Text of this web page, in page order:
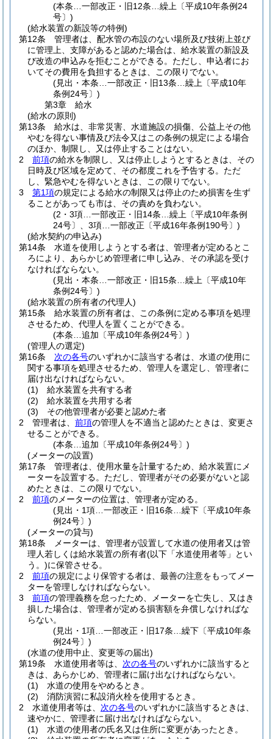
(本条…一部改正・旧12条…繰上〔平成10年条例24
号〕)
(給水装置の新設等の特例)
第12条
管理者は、配水管の布設のない場所及び技術上並び
に管理上、支障があると認めた場合は、給水装置の新設及
び改造の申込みを拒むことができる。 ただし、申込者にお
いてその費用を負担するときは、この限りでない。
(見出・本条…一部改正・旧13条…繰上〔平成10年
条例24号〕)
第3章
給水
(給水の原則)
第13条
給水は、非常災害、水道施設の損傷、公益上その他
やむを得ない事情及び法令又はこの条例の規定による場合
のほか、制限し、又は停止することはない。
2
前項の給水を制限し、又は停止しようとするときは、その
日時及び区域を定めて、その都度これを予告する。 ただ
し、緊急やむを得ないときは、この限りでない。
3
第1項の規定による給水の制限又は停止のため損害を生ず
ることがあっても市は、その責めを負わない。
(2・3項…一部改正・旧14条…繰上〔平成10年条例
24号〕、3項…一部改正〔平成16年条例190号〕)
(給水契約の申込み)
第14条
水道を使用しようとする者は、管理者が定めるとこ
ろにより、あらかじめ管理者に申し込み、その承認を受け
なければならない。
(見出・本条…一部改正・旧15条…繰上〔平成10年
条例24号〕)
(給水装置の所有者の代理人)
第15条
給水装置の所有者は、この条例に定める事項を処理
させるため、代理人を置くことができる。
(本条…追加〔平成10年条例24号〕)
(管理人の選定)
第16条
次の各号のいずれかに該当する者は、水道の使用に
関する事項を処理させるため、管理人を選定し、管理者に
届け出なければならない。
(1)
給水装置を共有する者
(2)
給水装置を共用する者
(3)
その他管理者が必要と認めた者
2
管理者は、 前項の管理人を不適当と認めたときは、変更さ
せることができる。
(本条…追加〔平成10年条例24号〕)
(メーターの設置)
第17条
管理者は、使用水量を計量するため、給水装置にメ
ーターを設置する。 ただし、管理者がその必要がないと認
めたときは、この限りでない。
2
前項のメーターの位置は、管理者が定める。
(見出・1項…一部改正・旧16条…繰下〔平成10年条
例24号〕)
(メーターの貸与)
第18条
メーターは、管理者が設置して水道の使用者又は管
理人若しくは給水装置の所有者(以下「水道使用者等」とい
う。)に保管させる。
2
前項の規定により保管する者は、最善の注意をもってメー
ターを管理しなければならない。
3
前項の管理義務を怠ったため、メーターを亡失し、又はき
損した場合は、管理者が定める損害額を弁償しなければな
らない。
(見出・1項…一部改正・旧17条…繰下〔平成10年条
例24号〕)
(水道の使用中止、変更等の届出)
第19条
水道使用者等は、 次の各号のいずれかに該当すると
きは、あらかじめ、管理者に届け出なければならない。
(1)
水道の使用をやめるとき。
(2)
消防演習に私設消火栓を使用するとき。
2
水道使用者等は、 次の各号のいずれかに該当するときは、
速やかに、管理者に届け出なければならない。
(1)
水道の使用者の氏名又は住所に変更があったとき。